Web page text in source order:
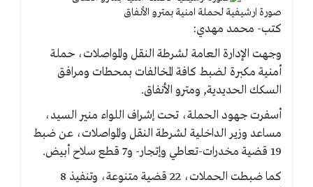
صورة ارشيفية لحملة امنية بمترو الأنفاق
كتب- محمد مهدي:
وجهت الإدارة العامة لشرطة النقل والمواصلات، حملة
أمنية مكبرة لضبط كافة المخالفات بمحطات ومرافق
السكك الحديدية, ومترو الأنفاق.
أسفرت جهود الحملة، تحت إشراف اللواء منير السيد،
مساعد وزير الداخلية لشرطة النقل والمواصلات، عن ضبط
19 قضية مخدرات-تعاطي وإتجار- و7 قطع سلاح أبيض.
كما ضبطت الحملات، 22 قضية متنوعة، وتنفيذ 8